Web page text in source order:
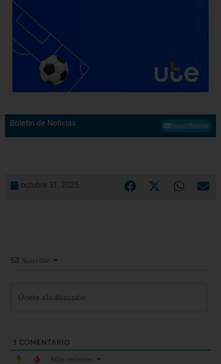
Boletín de Noticias Suscribirme
octubre 31, 2025
Suscribir
1 COMENTARIO
Más reciente